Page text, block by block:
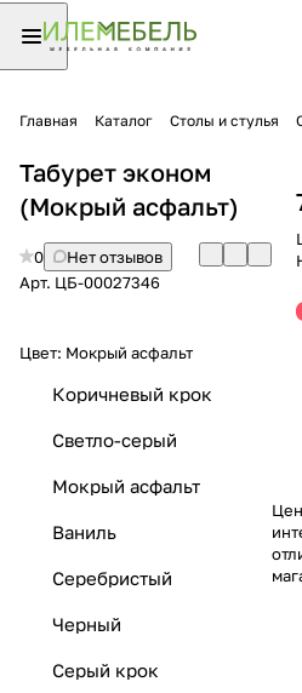
Главная Каталог Столы и стулья
Табурет эконом
(Мокрый асфальт)
0
Нет отзывов
Арт. ЦБ-00027346
Цвет: Мокрый асфальт
Коричневый крок
Светло-серый
Мокрый асфальт
Ваниль
Серебристый
Черный
Серый крок